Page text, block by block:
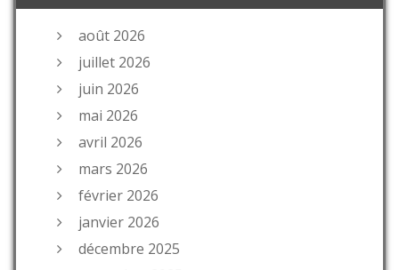
août 2026
juillet 2026
juin 2026
mai 2026
avril 2026
mars 2026
février 2026
janvier 2026
décembre 2025